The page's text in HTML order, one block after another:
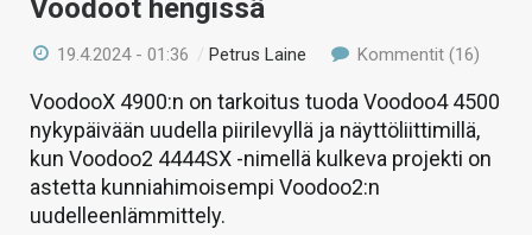
Voodoot hengissä
19.4.2024 - 01:36 / Petrus Laine Kommentit (16)
VoodooX 4900:n on tarkoitus tuoda Voodoo4 4500
nykypäivään uudella piirilevyllä ja näyttöliittimillä,
kun Voodoo2 4444SX -nimellä kulkeva projekti on
astetta kunniahimoisempi Voodoo2:n
uudelleenlämmittely.